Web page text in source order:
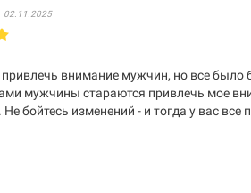
02.11.2025
внимание мужчин, но все было
мужчины стараются привлечь мое
бойтесь изменений - и тогда у вас